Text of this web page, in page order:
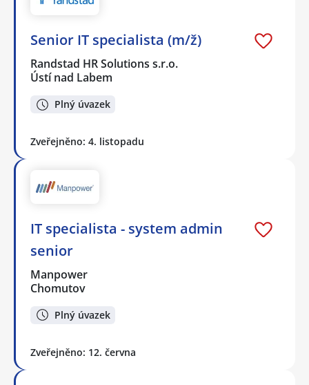
Senior IT specialista (m/ž)
Randstad HR Solutions s.r.o.
Ústí nad Labem
Plný úvazek
Zveřejněno: 4. listopadu
IT specialista - system admin
senior
Manpower
Chomutov
Plný úvazek
Zveřejněno: 12. června